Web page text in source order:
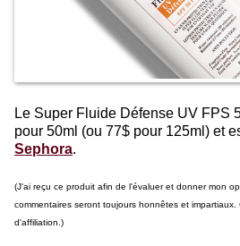
Le Super Fluide Défense UV FPS
pour 50ml (ou 77$ pour 125ml) et
Sephora.
(J'ai reçu ce produit afin de l'évaluer et donner mon
commentaires seront toujours honnêtes et
d'affiliation.)